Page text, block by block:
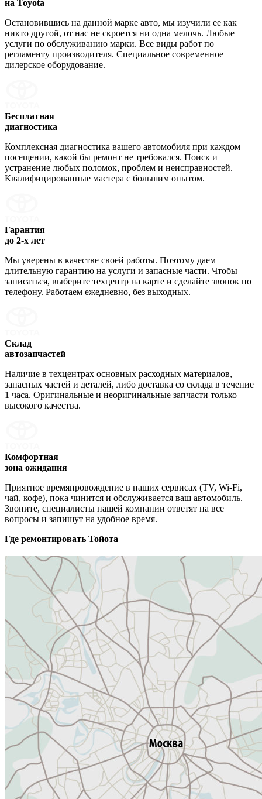
на Toyota
Остановившись на данной марке авто, мы изучили ее как
никто другой, от нас не скроется ни одна мелочь. Любые
услуги по обслуживанию марки. Все виды работ по
регламенту производителя. Специальное современное
дилерское оборудование.
Бесплатная
диагностика
Комплексная диагностика вашего автомобиля при каждом
посещении, какой бы ремонт не требовался. Поиск и
устранение любых поломок, проблем и неисправностей.
Квалифицированные мастера с большим опытом.
Гарантия
до 2-х лет
Мы уверены в качестве своей работы. Поэтому даем
длительную гарантию на услуги и запасные части. Чтобы
записаться, выберите техцентр на карте и сделайте звонок по
телефону. Работаем ежедневно, без выходных.
Склад
автозапчастей
Наличие в техцентрах основных расходных материалов,
запасных частей и деталей, либо доставка со склада в течение
1 часа. Оригинальные и неоригинальные запчасти только
высокого качества.
Комфортная
зона ожидания
Приятное времяпровождение в наших сервисах (TV, Wi-Fi,
чай, кофе), пока чинится и обслуживается ваш автомобиль.
Звоните, специалисты нашей компании ответят на все
вопросы и запишут на удобное время.
Где ремонтировать Тойота